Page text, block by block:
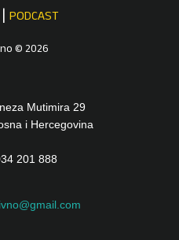
PODCAST
© 2026
Mutimira 29
i Hercegovina
201 888